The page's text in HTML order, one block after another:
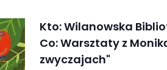
Kto: Wilanowska
Co: Warsztaty z
zwyczajach"